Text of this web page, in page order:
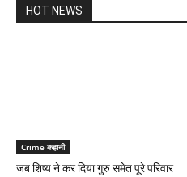
HOT NEWS
Crime कहानी
जब शिष्य ने कर दिया गुरु समेत पूरे परिवार